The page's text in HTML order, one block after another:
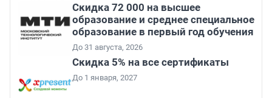
Скидка 72 000 на высшее
образование и среднее специальное
образование в первый год обучения
До 31 августа, 2026
Скидка 5% на все сертификаты
До 1 января, 2027